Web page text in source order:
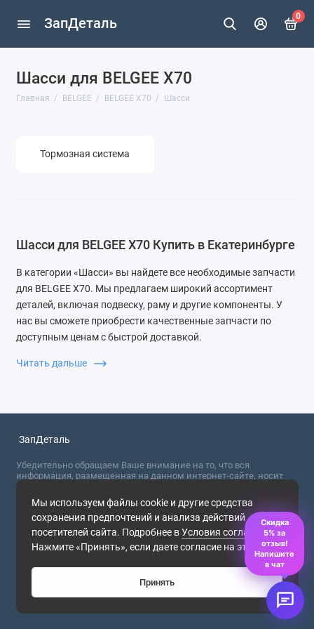
ЗапДеталь 0
Шасси для BELGEE X70
Главная BELGEE BELGEE X70 Шасси
BELGEE X70
Тормозная система
Шасси для BELGEE X70 Купить в Екатеринбурге
В категории «Шасси» вы найдете все необходимые запчасти
для BELGEE X70. Мы предлагаем широкий ассортимент
деталей, включая подвеску, раму и другие компоненты. У
нас вы сможете приобрести качественные запчасти по
доступным ценам с быстрой доставкой.
Почему выбирают ЗапДеталь
надежности и долговечности запчастей.
Читать дальше
Мы используем файлы cookie и другие средства
сохранения предпочтений и анализа действий
посетителей сайта. Подробнее вУсловия соглашения.
Нажмите «Принять», если даете согласие на это.
Принять
ЗапДеталь
Убедительно обращаем Ваше внимание на то, что вся
информация, размещенная на данном интернет-сайте, носит
сугубо информационный характер и не являются публичной
офертой, определяемой положениями Статьи 437 (2) ГК РФ. Для
получения точной информации о стоимости товаров,
пожалуйста, обращайтесь в ближайший офис продаж.
2026
Скидка
5% за
отзыв!
Напишите
в чат